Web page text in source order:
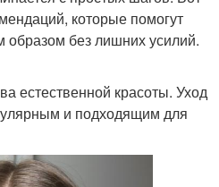
которые помогут
без лишних усилий.
естественной красоты. Уход
и подходящим для